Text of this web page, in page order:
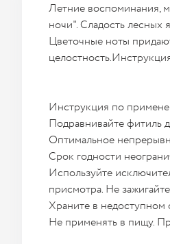
Летние воспоминания,
ночи". Сладость лесных
Цветочные ноты
Инструкция по
Подравнивайте фитиль
Оптимальное
Срок годности
Используйте
присмотра. Не
Храните в недоступном
Не применять в пищу.